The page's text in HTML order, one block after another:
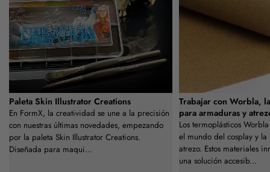
Paleta Skin Illustrator Creations
En FormX, la creatividad se une a la precisión
con nuestras últimas novedades, empezando
por la paleta Skin Illustrator Creations.
Diseñada para maqui...
Trabajar con Worbla,
para armaduras y
Los termoplásticos
el mundo del cosplay y
atrezo. Estos materiales
una solución accesib...